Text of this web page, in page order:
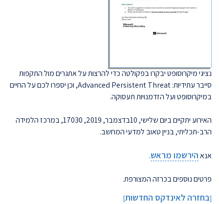
נציגי מיקרוסופט יבקרו בפקולטה כדי להרצות על אתגרים מול התקפות
סייבר עתידיות: Advanced Persistent Threat, וכן יספרו לכם על החיים
במיקרוסופט ועל הזדמנויות תעסוקה.
האירוע יתקיים ביום שלישי, 10בדצמבר, 2019, 17030, במרכז הלמידה
הרב-תכליתי, בניין טאוב למדעי המחשב.
אנאהירשמו מראש.
פרטים נוספים בכרזה המצורפת.
[בחזרה לאינדקס החדשות]